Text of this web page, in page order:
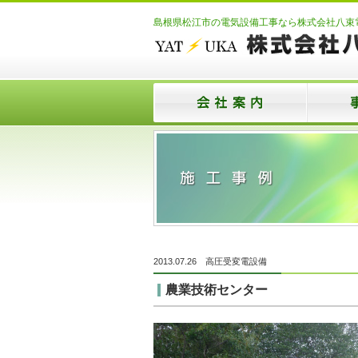
島根県松江市の電気設備工事なら株式会社八束
2013.07.26 高圧受変電設備
農業技術センター